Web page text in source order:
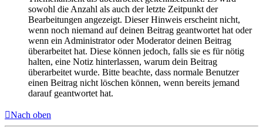
sowohl die Anzahl als auch der letzte Zeitpunkt der
Bearbeitungen angezeigt. Dieser Hinweis erscheint nicht,
wenn noch niemand auf deinen Beitrag geantwortet hat oder
wenn ein Administrator oder Moderator deinen Beitrag
überarbeitet hat. Diese können jedoch, falls sie es für nötig
halten, eine Notiz hinterlassen, warum dein Beitrag
überarbeitet wurde. Bitte beachte, dass normale Benutzer
einen Beitrag nicht löschen können, wenn bereits jemand
darauf geantwortet hat.
Nach oben